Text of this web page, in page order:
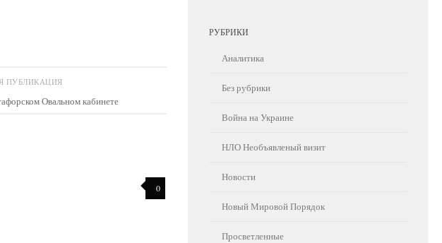
ПУБЛИКАЦИЯ
Овальном кабинете
0
РУБРИКИ
Аналитика
Без рубрики
Война на Украине
НЛО Необъявленый визит
Новости
Новый Мировой Порядок
Просветленные